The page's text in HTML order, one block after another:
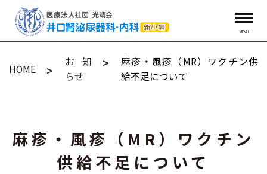
MENU
HOME
お知
らせ
麻疹・風疹（MR）ワクチン供
給不足について
麻疹・風疹（MR）ワクチン
供給不足について